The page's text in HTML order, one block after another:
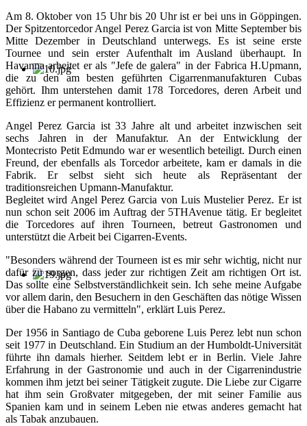
Am 8. Oktober von 15 Uhr bis 20 Uhr ist er bei uns in Göppingen.
Der Spitzentorcedor Angel Perez Garcia ist von Mitte September bis
Mitte Dezember in Deutschland unterwegs. Es ist seine erste
Tournee und sein erster Aufenthalt im Ausland überhaupt. In
Havanna arbeitet er als "Jefe de galera" in der Fabrica H.Upmann,
die zu den am besten geführten Cigarrenmanufakturen Cubas
gehört. Ihm unterstehen damit 178 Torcedores, deren Arbeit und
Effizienz er permanent kontrolliert.
Angel Perez Garcia ist 33 Jahre alt und arbeitet inzwischen seit
sechs Jahren in der Manufaktur. An der Entwicklung der
Montecristo Petit Edmundo war er wesentlich beteiligt. Durch einen
Freund, der ebenfalls als Torcedor arbeitete, kam er damals in die
Fabrik. Er selbst sieht sich heute als Repräsentant der
traditionsreichen Upmann-Manufaktur.
Begleitet wird Angel Perez Garcia von Luis Mustelier Perez. Er ist
nun schon seit 2006 im Auftrag der 5THAvenue tätig. Er begleitet
die Torcedores auf ihren Tourneen, betreut Gastronomen und
unterstützt die Arbeit bei Cigarren-Events.
"Besonders während der Tourneen ist es mir sehr wichtig, nicht nur
dafür zu sorgen, dass jeder zur richtigen Zeit am richtigen Ort ist.
Das sollte eine Selbstverständlichkeit sein. Ich sehe meine Aufgabe
vor allem darin, den Besuchern in den Geschäften das nötige Wissen
über die Habano zu vermitteln", erklärt Luis Perez.
Der 1956 in Santiago de Cuba geborene Luis Perez lebt nun schon
seit 1977 in Deutschland. Ein Studium an der Humboldt-Universität
führte ihn damals hierher. Seitdem lebt er in Berlin. Viele Jahre
Erfahrung in der Gastronomie und auch in der Cigarrenindustrie
kommen ihm jetzt bei seiner Tätigkeit zugute. Die Liebe zur Cigarre
hat ihm sein Großvater mitgegeben, der mit seiner Familie aus
Spanien kam und in seinem Leben nie etwas anderes gemacht hat
als Tabak anzubauen.